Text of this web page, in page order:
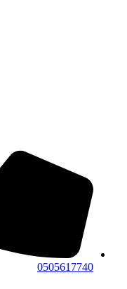
0505617740